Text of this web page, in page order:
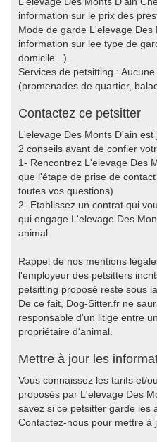
information sur le prix des
Mode de garde L'elevage Des
information sur lee type de
domicile ..).
Services de petsitting :
(promenades de quartier,
Contactez ce petsitter
L'elevage Des Monts D'ain
2 conseils avant de confier
1- Rencontrez L'elevage Des
que l'étape de prise de
toutes vos questions)
2- Etablissez un contrat qui
qui engage L'elevage Des
animal
Rappel de nos mentions
l'employeur des petsitters
petsitting proposé reste sous
De ce fait, Dog-Sitter.fr ne
responsable d'un litige entre
propriétaire d'animal.
Mettre à jour les
Vous connaissez les tarifs et/
proposés par L'elevage Des
savez si ce petsitter garde les
Contactez-nous pour mettre à